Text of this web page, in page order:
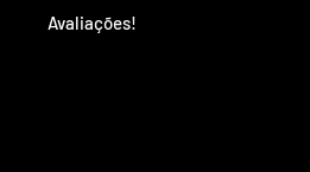
Avaliações!